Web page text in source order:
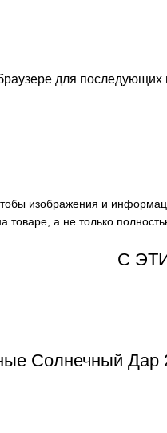
для
изображения и
а не только
С
Солнечный Дар